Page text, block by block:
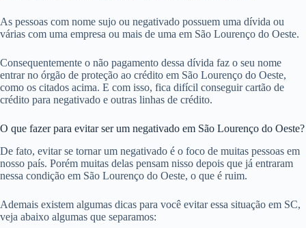
As pessoas com nome sujo ou negativado possuem uma dívida ou
várias com uma empresa ou mais de uma em São Lourenço do Oeste.
Consequentemente o não pagamento dessa dívida faz o seu nome
entrar no órgão de proteção ao crédito em São Lourenço do Oeste,
como os citados acima. E com isso, fica difícil conseguir cartão de
crédito para negativado e outras linhas de crédito.
O que fazer para evitar ser um negativado em São Lourenço do Oeste?
De fato, evitar se tornar um negativado é o foco de muitas pessoas em
nosso país. Porém muitas delas pensam nisso depois que já entraram
nessa condição em São Lourenço do Oeste, o que é ruim.
Ademais existem algumas dicas para você evitar essa situação em SC,
veja abaixo algumas que separamos: